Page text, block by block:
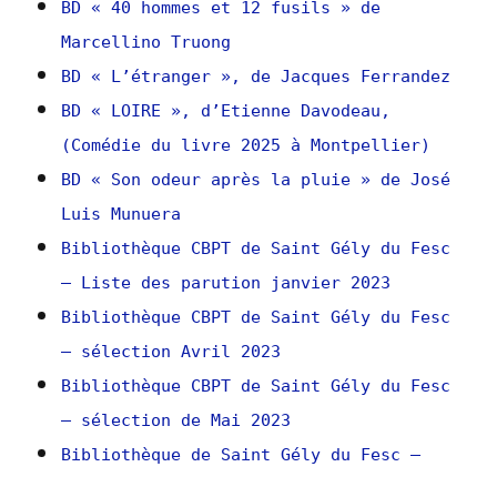
BD « 40 hommes et 12 fusils » de
Marcellino Truong
BD « L’étranger », de Jacques Ferrandez
BD « LOIRE », d’Etienne Davodeau,
(Comédie du livre 2025 à Montpellier)
BD « Son odeur après la pluie » de José
Luis Munuera
Bibliothèque CBPT de Saint Gély du Fesc
– Liste des parution janvier 2023
Bibliothèque CBPT de Saint Gély du Fesc
– sélection Avril 2023
Bibliothèque CBPT de Saint Gély du Fesc
– sélection de Mai 2023
Bibliothèque de Saint Gély du Fesc –